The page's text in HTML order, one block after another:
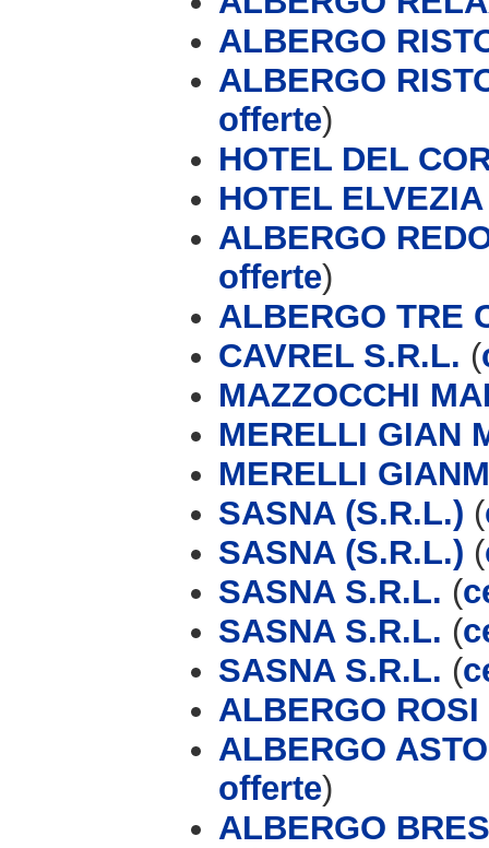
ALBERGO
ALBERGO
offerte)
HOTEL DEL
HOTEL
ALBERGO
offerte)
ALBERGO TRE
CAVREL S.R.L. (
MAZZOCCHI
MERELLI GIAN
MERELLI
SASNA (S.R.L.) (
SASNA (S.R.L.) (
SASNA S.R.L. (
SASNA S.R.L. (
SASNA S.R.L. (
ALBERGO ROSI
ALBERGO
offerte)
ALBERGO